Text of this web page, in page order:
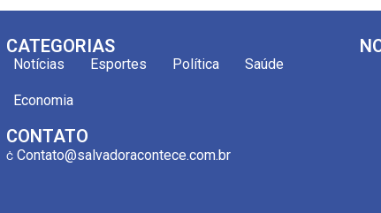
CATEGORIAS
Notícias Esportes Política Saúde
Economia
CONTATO
Contato@salvadoracontece.com.br